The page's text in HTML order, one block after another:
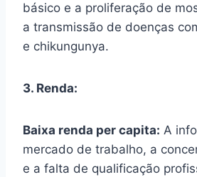
básico e a proliferação de
a transmissão de doenças
e chikungunya.
3. Renda:
Baixa renda per capita: A
mercado de trabalho, a
e a falta de qualificação